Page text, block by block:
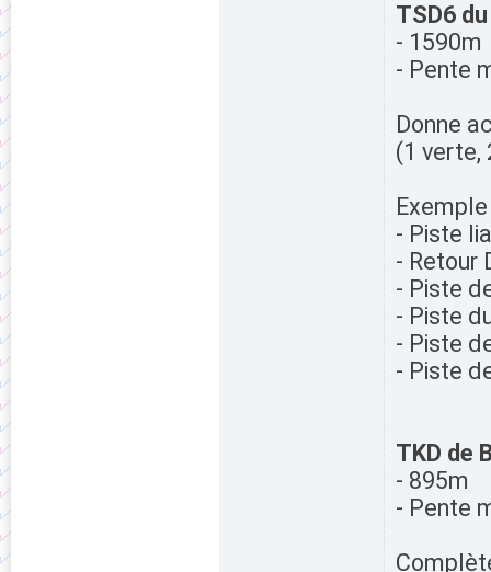
TSD6
- 1590m
- Pente
Donne
(1 verte,
- Piste
- Retour
- Piste
- Piste
- Piste
- Piste
TKD de
- 895m
- Pente